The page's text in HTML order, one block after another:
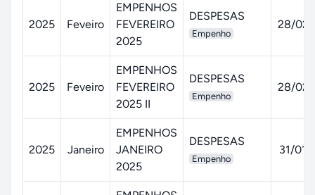
2025 Feveiro
EMPENHOS
FEVEREIRO
2025
DESPESAS
Empenho
28/02/
2025 Feveiro
EMPENHOS
FEVEREIRO
2025 II
DESPESAS
Empenho
28/02/
2025 Janeiro
EMPENHOS
JANEIRO
2025
DESPESAS
Empenho
31/01/